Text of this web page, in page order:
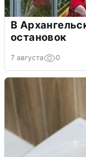
В
остановок
7 августа 0